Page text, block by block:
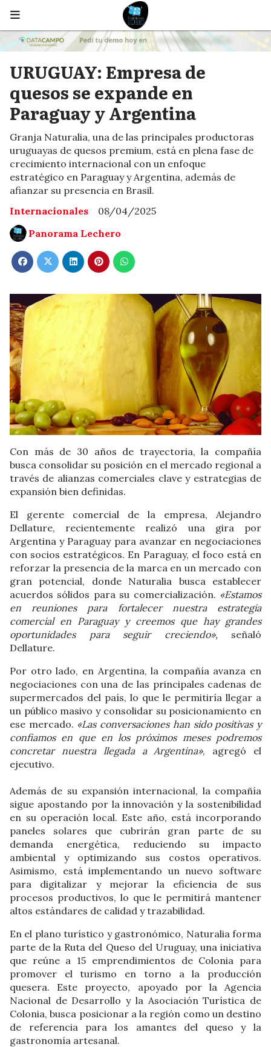
URUGUAY: Empresa de
quesos se expande en
Paraguay y Argentina
Granja Naturalia, una de las principales productoras
uruguayas de quesos premium, está en plena fase de
crecimiento internacional con un enfoque
estratégico en Paraguay y Argentina, además de
afianzar su presencia en Brasil.
Internacionales
08/04/2025
Panorama Lechero
Con más de 30 años de trayectoria, la compañía
busca consolidar su posición en el mercado regional a
través de alianzas comerciales clave y estrategias de
expansión bien definidas.
El gerente comercial de la empresa, Alejandro
Dellature, recientemente realizó una gira por
Argentina y Paraguay para avanzar en negociaciones
con socios estratégicos. En Paraguay, el foco está en
reforzar la presencia de la marca en un mercado con
gran potencial, donde Naturalia busca establecer
acuerdos sólidos para su comercialización. «Estamos
en reuniones para fortalecer nuestra estrategia
comercial en Paraguay y creemos que hay grandes
oportunidades para seguir creciendo», señaló
Dellature.
Por otro lado, en Argentina, la compañía avanza en
negociaciones con una de las principales cadenas de
supermercados del país, lo que le permitiría llegar a
un público masivo y consolidar su posicionamiento en
ese mercado. «Las conversaciones han sido positivas y
confiamos en que en los próximos meses podremos
concretar nuestra llegada a Argentina», agregó el
ejecutivo.
Además de su expansión internacional, la compañía
sigue apostando por la innovación y la sostenibilidad
en su operación local. Este año, está incorporando
paneles solares que cubrirán gran parte de su
demanda energética, reduciendo su impacto
ambiental y optimizando sus costos operativos.
Asimismo, está implementando un nuevo software
para digitalizar y mejorar la eficiencia de sus
procesos productivos, lo que le permitirá mantener
altos estándares de calidad y trazabilidad.
En el plano turístico y gastronómico, Naturalia forma
parte de la Ruta del Queso del Uruguay, una iniciativa
que reúne a 15 emprendimientos de Colonia para
promover el turismo en torno a la producción
quesera. Este proyecto, apoyado por la Agencia
Nacional de Desarrollo y la Asociación Turística de
Colonia, busca posicionar a la región como un destino
de referencia para los amantes del queso y la
gastronomía artesanal.